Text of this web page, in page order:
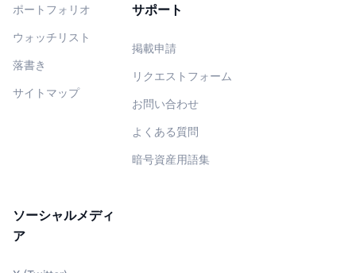
ポートフォリオ
ウォッチリスト
落書き
サイトマップ
サポート
掲載申請
リクエストフォーム
お問い合わせ
よくある質問
暗号資産用語集
ソーシャルメディ
ア